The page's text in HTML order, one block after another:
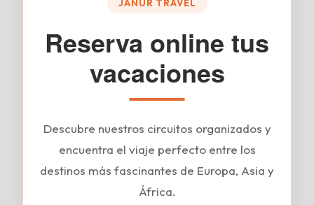
JANUR TRAVEL
Reserva online tus
vacaciones
Descubre nuestros circuitos organizados y
encuentra el viaje perfecto entre los
destinos más fascinantes de Europa, Asia y
África.